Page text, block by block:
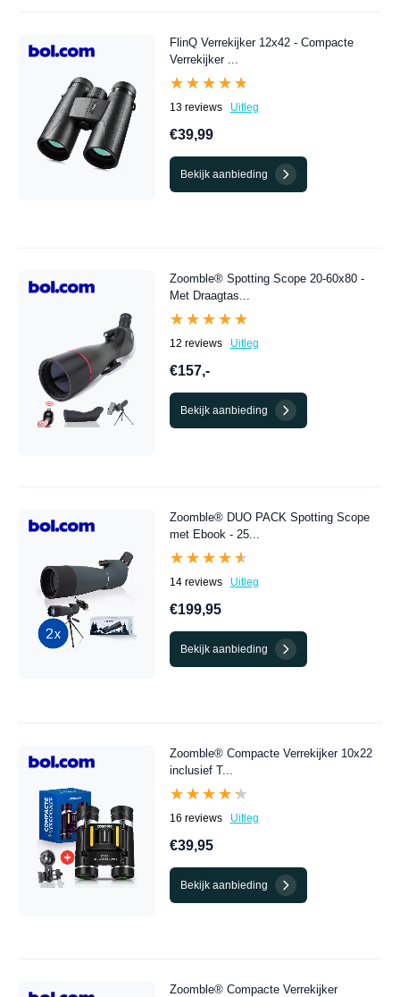
FlinQ Verrekijker 12x42 - Compacte
Verrekijker ...
★★★★★
★★★★★
13 reviews Uitleg
€39,99
Bekijk aanbieding
Zoomble® Spotting Scope 20-60x80 -
Met Draagtas...
★★★★★
★★★★★
12 reviews Uitleg
€157,-
Bekijk aanbieding
Zoomble® DUO PACK Spotting Scope
met Ebook - 25...
★★★★★
★★★★★
14 reviews Uitleg
€199,95
Bekijk aanbieding
Zoomble® Compacte Verrekijker 10x22
inclusief T...
★★★★★
★★★★★
16 reviews Uitleg
€39,95
Bekijk aanbieding
Zoomble® Compacte Verrekijker